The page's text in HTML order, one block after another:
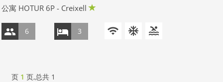
公寓 HOTUR 6P - Creixell
6 3
页 1 页,总共 1